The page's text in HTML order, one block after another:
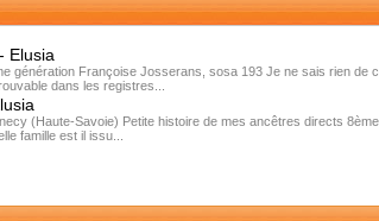
- Elusia
génération Françoise Josserans, sosa 193 Je ne sais rien
dans les registres...
(Haute-Savoie) Petite histoire de mes ancêtres directs
famille est il issu...